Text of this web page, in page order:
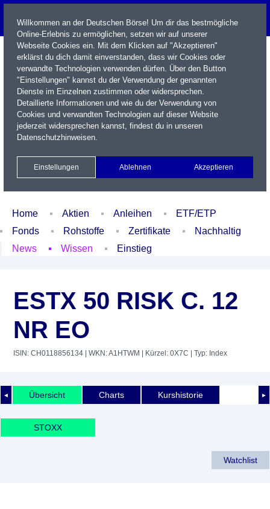
Name / WKN / ISIN / Kürzel
Xetra Realtime
Watchlist Portfolio Login
Home Aktien Anleihen
ETF/ETP
Fonds
Rohstoffe Zertifikate
Nachhaltig
News
Wissen Einstieg
ESTX 50 RISK C. 12
NR EO
ISIN: CH0118856134 | WKN: A1HTWM | Kürzel: 0X7C | Typ: Index
◄ ►
Übersicht Charts Kurshistorie
STOXX
Watchlist
Willkommen an der Deutschen Börse! Um dir das bestmögliche
Online-Erlebnis zu ermöglichen, setzen wir auf unserer
Webseite Cookies ein. Mit dem Klicken auf "Akzeptieren"
erklärst du dich damit einverstanden, dass wir Cookies oder
verwandte Technologien verwenden dürfen. Über den Button
"Einstellungen" kannst du der Verwendung der genannten
Dienste im Einzelnen zustimmen oder widersprechen.
Detaillierte Informationen und wie du der Verwendung von
Cookies und verwandten Technologien auf dieser Website
jederzeit widersprechen kannst, findest du in unseren
Datenschutzhinweisen.
Einstellungen Ablehnen Akzeptieren